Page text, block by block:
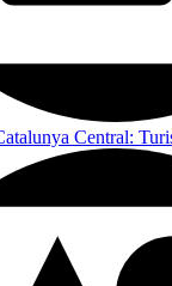
Central: